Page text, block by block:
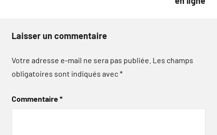
Laisser un commentaire
Votre adresse e-mail ne sera pas publiée. Les champs
obligatoires sont indiqués avec*
Commentaire*